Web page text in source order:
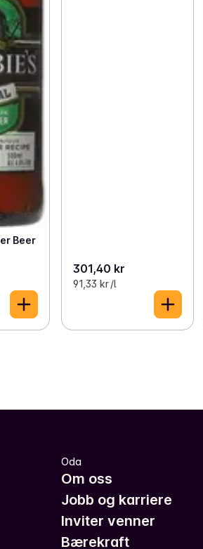
Beer
301,40 kr
91,33 kr /l
Oda
Om oss
Jobb og karriere
Inviter venner
Bærekraft